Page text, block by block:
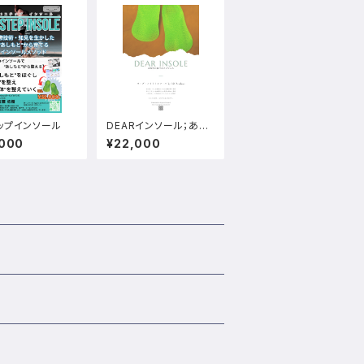
プインソール
DEARインソール；あな
たと創るオーダーメイド
インソール：直接お会い
¥22,000